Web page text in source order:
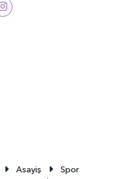
Asayiş
Spor